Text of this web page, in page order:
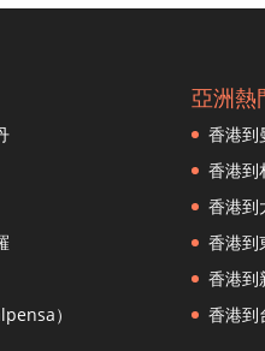
）
亞洲熱
香港到
香港到
香港到
香港到
香港到
香港到